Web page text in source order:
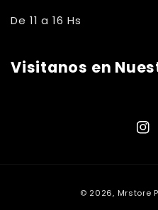
De 11 a 16 Hs
Visitanos en
© 2026, Mrstore